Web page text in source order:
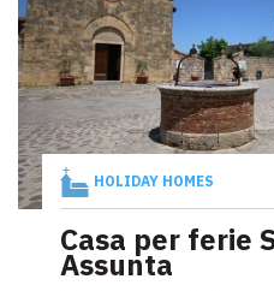
HOLIDAY HOMES
Casa per ferie
Assunta